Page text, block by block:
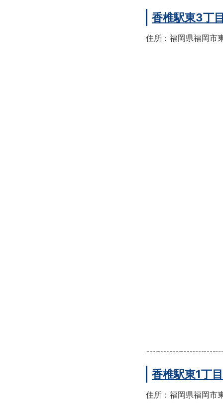
香椎駅東3丁
住所：福岡県福岡市
香椎駅東1丁
住所：福岡県福岡市